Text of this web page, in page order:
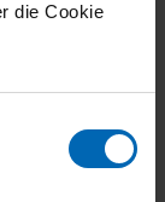
die Cookie
genannten